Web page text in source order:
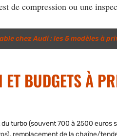
de compression ou une
chez Audi : les 5 modèles à
ET BUDGETS À
turbo (souvent 700 à 2500 euros